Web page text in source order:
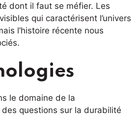
dont il faut se méfier. Les
qui caractérisent l’univers
l’histoire récente nous
le domaine de la
questions sur la durabilité